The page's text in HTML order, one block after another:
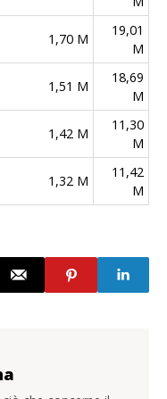
1,70 M
19,01
M
1,51 M
18,69
M
1,42 M
11,30
M
1,32 M
11,42
M